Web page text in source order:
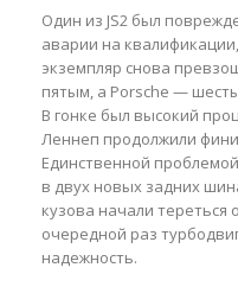
Один из JS2 был
аварии на
экземпляр снова
пятым, а Porsche —
В гонке был высокий
Леннеп продолжили
Единственной
в двух новых задних
кузова начали
очередной раз
надежность.